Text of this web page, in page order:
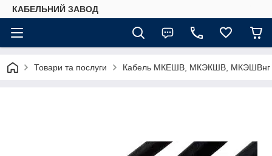
КАБЕЛЬНИЙ ЗАВОД
Товари та послуги Кабель МКЕШВ, МКЭКШВ, МКЭШВнг